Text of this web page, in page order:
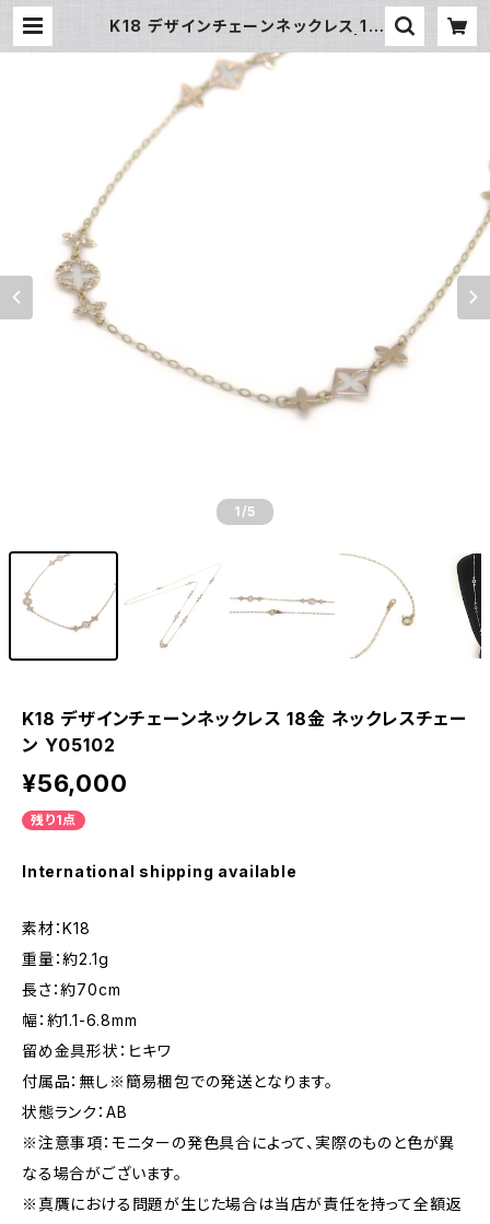
K18 デザインチェーンネックレス 18
和屋質店 前橋三俣店
1 /5
K18 デザインチェーンネックレス 18金 ネックレスチェー
ン Y05102
¥56,000
残り1点
International shipping available
素材：K18
重量：約2.1g
長さ：約70cm
幅：約1.1-6.8mm
留め金具形状：ヒキワ
付属品：無し※簡易梱包での発送となります。
状態ランク：AB
※注意事項：モニターの発色具合によって、実際のものと色が異
なる場合がございます。
※真贋における問題が生じた場合は当店が責任を持って全額返